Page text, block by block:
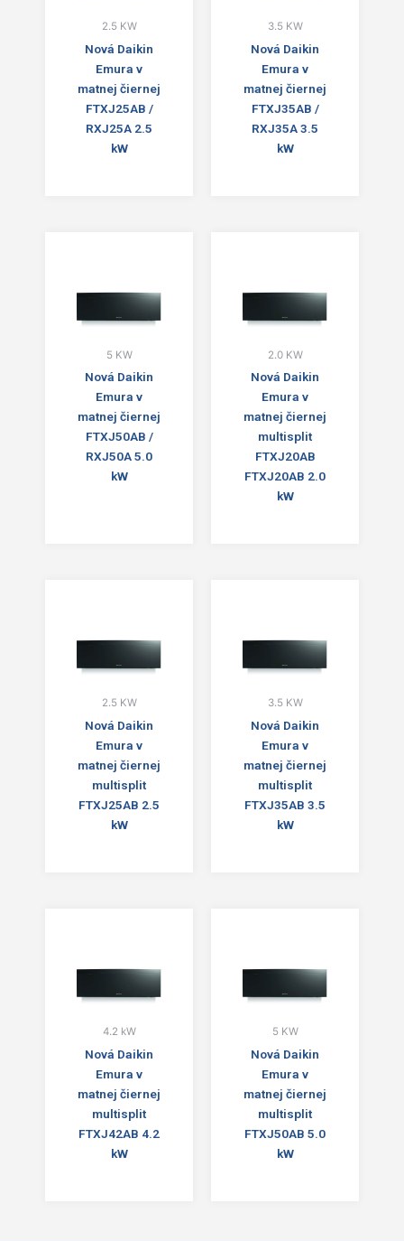
2.5 KW
Nová Daikin
Emura v
matnej čiernej
FTXJ25AB /
RXJ25A 2.5
kW
3.5 KW
Nová Daikin
Emura v
matnej čiernej
FTXJ35AB /
RXJ35A 3.5
kW
5 KW
Nová Daikin
Emura v
matnej čiernej
FTXJ50AB /
RXJ50A 5.0
kW
2.0 KW
Nová Daikin
Emura v
matnej čiernej
multisplit
FTXJ20AB
FTXJ20AB 2.0
kW
2.5 KW
Nová Daikin
Emura v
matnej čiernej
multisplit
FTXJ25AB 2.5
kW
3.5 KW
Nová Daikin
Emura v
matnej čiernej
multisplit
FTXJ35AB 3.5
kW
4.2 kW
Nová Daikin
Emura v
matnej čiernej
multisplit
FTXJ42AB 4.2
kW
5 KW
Nová Daikin
Emura v
matnej čiernej
multisplit
FTXJ50AB 5.0
kW